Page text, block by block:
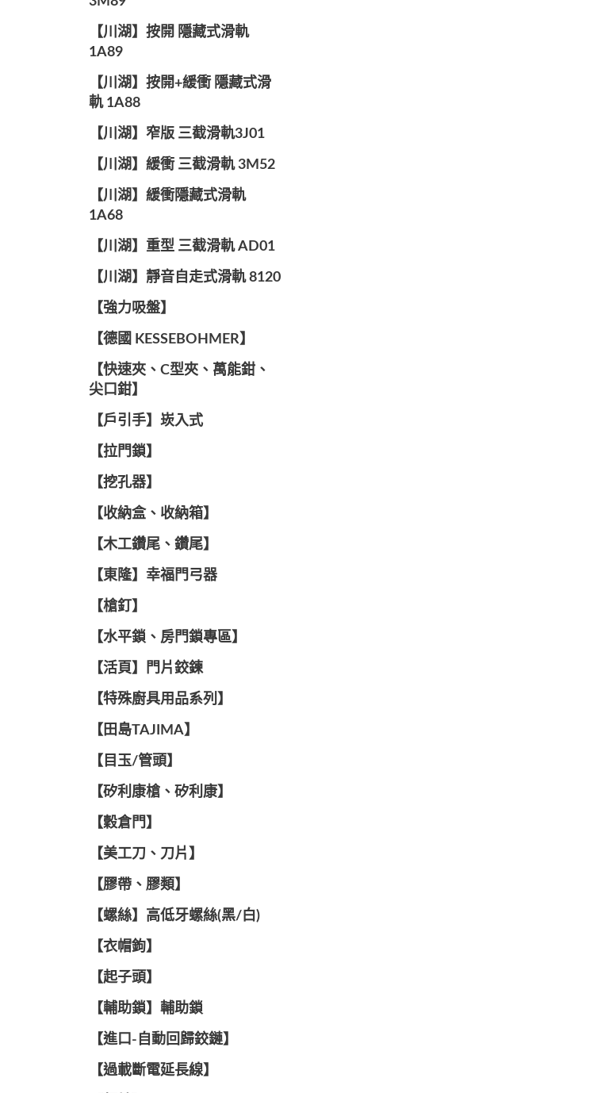
【川湖】按開 隱藏式滑軌
1A89
【川湖】按開+緩衝 隱藏式滑
軌 1A88
【川湖】窄版 三截滑軌3J01
【川湖】緩衝 三截滑軌 3M52
【川湖】緩衝隱藏式滑軌
1A68
【川湖】重型 三截滑軌 AD01
【川湖】靜音自走式滑軌 8120
【強力吸盤】
【德國 KESSEBOHMER】
【快速夾、C型夾、萬能鉗、
尖口鉗】
【戶引手】崁入式
【拉門鎖】
【挖孔器】
【收納盒、收納箱】
【木工鑽尾、鑽尾】
【東隆】幸福門弓器
【槍釘】
【水平鎖、房門鎖專區】
【活頁】門片鉸鍊
【特殊廚具用品系列】
【田島TAJIMA】
【目玉/管頭】
【矽利康槍、矽利康】
【穀倉門】
【美工刀、刀片】
【膠帶、膠類】
【螺絲】高低牙螺絲(黑/白)
【衣帽鉤】
【起子頭】
【輔助鎖】輔助鎖
【進口-自動回歸鉸鏈】
【過載斷電延長線】